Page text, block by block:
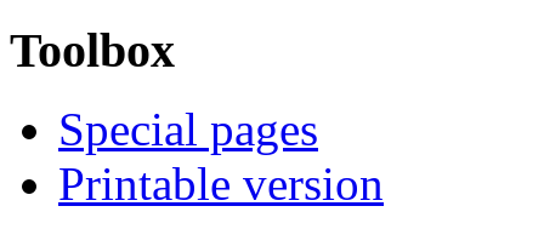
Toolbox
Special pages
Printable version